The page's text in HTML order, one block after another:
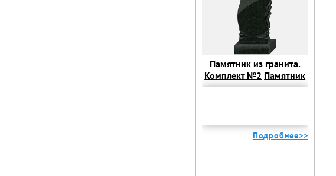
Памятник из гранита.
Комплект №2 Памятник
из гранита. Комплект №2
Подробнее>>